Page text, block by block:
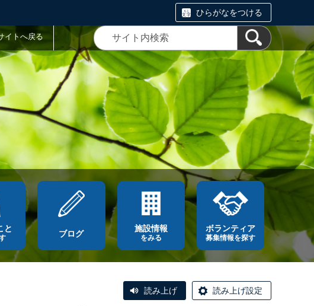
ひらがなをつける
イトへ戻る
と
ブログ
施設情報
をみる
ボランティア
募集情報を探す
読み上げ 読み上げ設定